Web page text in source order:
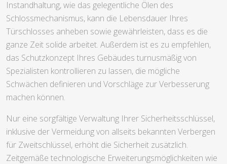
Instandhaltung, wie das gelegentliche Ölen des
Schlossmechanismus, kann die Lebensdauer Ihres
Türschlosses anheben sowie gewährleisten, dass es die
ganze Zeit solide arbeitet. Außerdem ist es zu empfehlen,
das Schutzkonzept Ihres Gebäudes turnusmäßig von
Spezialisten kontrollieren zu lassen, die mögliche
Schwächen definieren und Vorschläge zur Verbesserung
machen können.
Nur eine sorgfältige Verwaltung Ihrer Sicherheitsschlüssel,
inklusive der Vermeidung von allseits bekannten Verbergen
für Zweitschlüssel, erhöht die Sicherheit zusätzlich.
Zeitgemäße technologische Erweiterungsmöglichkeiten wie